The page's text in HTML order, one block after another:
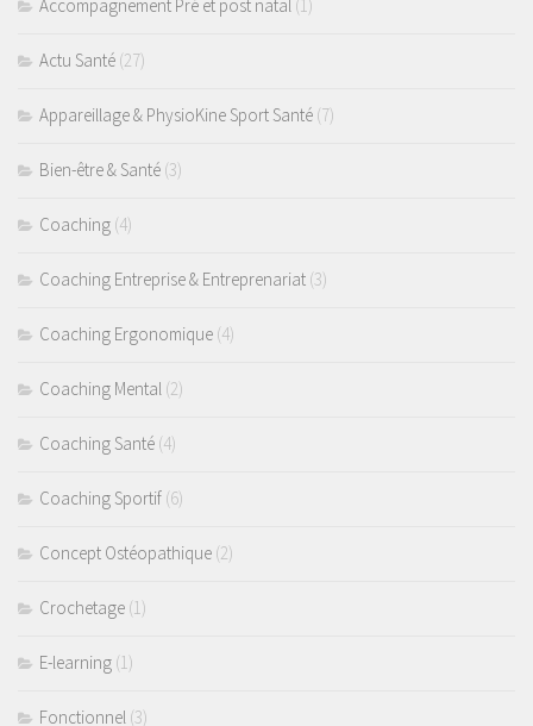
Coaching
Coaching Entreprise & Entreprenariat
Coaching Sportif
Se connecter
Accompagnement Pré et post natal (1)
Actu Santé (27)
Appareillage & PhysioKine Sport Santé (7)
Bien-être & Santé (3)
Coaching (4)
Coaching Entreprise & Entreprenariat (3)
Coaching Ergonomique (4)
Coaching Mental (2)
Coaching Santé (4)
Coaching Sportif (6)
Concept Ostéopathique (2)
Crochetage (1)
E-learning (1)
Fonctionnel (3)